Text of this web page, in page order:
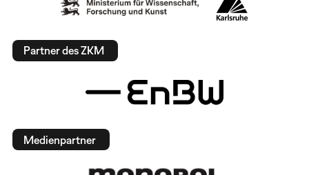
Partner des ZKM
Medienpartner